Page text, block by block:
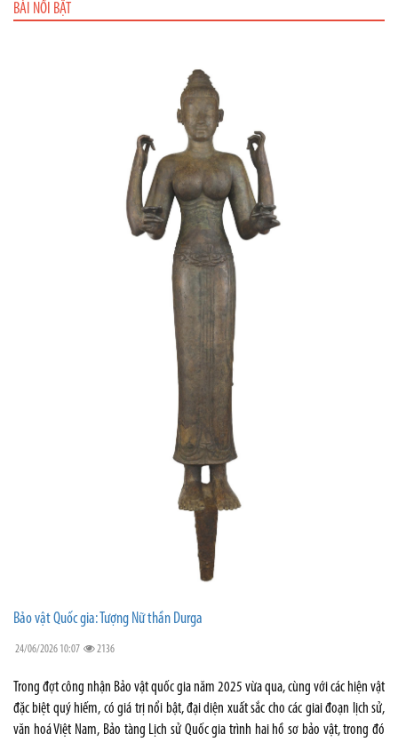
BÀI NỔI BẬT
Bảo vật Quốc gia: Tượng Nữ thần Durga
24/06/2026 10:07 2136
Trong đợt công nhận Bảo vật quốc gia năm 2025 vừa qua, cùng với các hiện vật
đặc biệt quý hiếm, có giá trị nổi bật, đại diện xuất sắc cho các giai đoạn lịch sử,
văn hoá Việt Nam, Bảo tàng Lịch sử Quốc gia trình hai hồ sơ bảo vật, trong đó